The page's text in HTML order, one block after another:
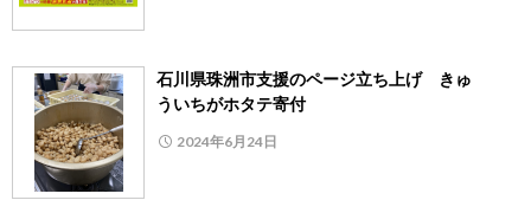
石川県珠洲市支援のページ立ち上げ きゅ
ういちがホタテ寄付
2024年6月24日